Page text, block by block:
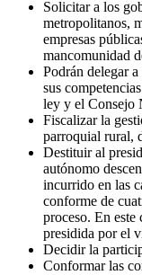
Solicitar a los
metropolitanos,
empresas
mancomunidad
Podrán delegar
sus
ley y el Consejo
Fiscalizar la
parroquial rural,
Destituir al
autónomo
incurrido en las
conforme de
proceso. En este
presidida por el
Decidir la
Conformar las